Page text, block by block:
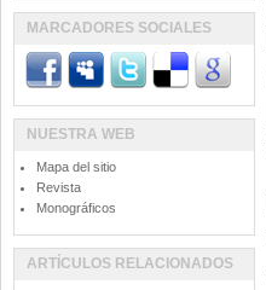
MARCADORES SOCIALES
NUESTRA WEB
Mapa del sitio
Revista
Monográficos
ARTÍCULOS RELACIONADOS